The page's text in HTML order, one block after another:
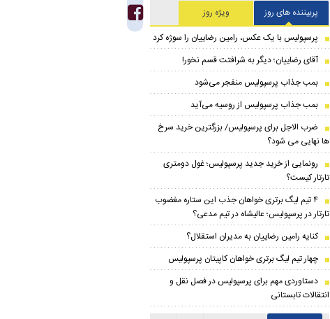
پربیننده های روز
ویژه روز
پرسپولیس با یک عکس، رامین رضاییان را سوژه کرد
آقای رضاییان؛ دیگر به شرافتت قسم نخور!
بمب جذاب پرسپولیس منفجر می‌شود
بمب جذاب پرسپولیس از روسیه می‌آید
ضرب الاجل برای پرسپولیس/ بزرگترین خرید سرخ
ها نهایی می شود؟
رونمایی از خرید جدید پرسپولیس؛ غول دومتری
تارتار کیست؟
۴ تیم لیگ برتری خواهان جذب این ستاره مغضوب
تارتار در پرسپولیس؛‌ عالیشاه در تیم مدعی؟
کنایه رامین رضاییان به مدیران استقلال؟
چهار تیم لیگ برتری خواهان کاپیتان پرسپولیس
دستاوردی مهم برای پرسپولیس در فصل نقل و
انتقالات تابستانی